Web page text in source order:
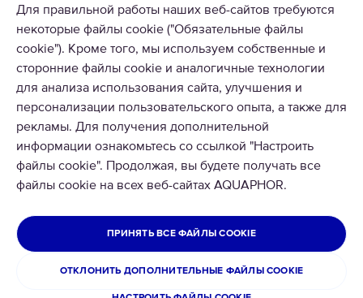
Для правильной работы наших веб-сайтов требуются
некоторые файлы cookie ("Обязательные файлы
cookie"). Кроме того, мы используем собственные и
сторонние файлы cookie и аналогичные технологии
для анализа использования сайта, улучшения и
персонализации пользовательского опыта, а также для
рекламы. Для получения дополнительной
информации ознакомьтесь со ссылкой "Настроить
файлы cookie". Продолжая, вы будете получать все
файлы cookie на всех веб-сайтах AQUAPHOR.
ОТКЛОНИТЬ ДОПОЛНИТЕЛЬНЫЕ ФАЙЛЫ COOKIE
ПРИНЯТЬ ВСЕ ФАЙЛЫ COOKIE
О КОМПАНИИ
ПРИНИМАЕМ К ОПЛАТЕ
© 2026 ООО Аквафор
Правила сайта и политика конфиденциальности
МОЛДОВА